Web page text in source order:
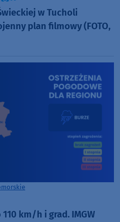
w Tucholi
plan filmowy (FOTO,
km/h i grad. IMGW